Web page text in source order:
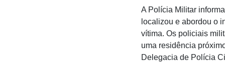
A Polícia Militar
localizou e abordou o
vítima. Os policiais
uma residência
Delegacia de Polícia